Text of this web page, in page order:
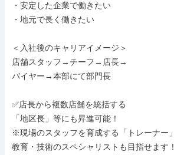
・安定した企業で働きたい
・地元で長く働きたい
＜入社後のキャリアイメージ＞
店舗スタッフ→チーフ→店長→
バイヤー→本部にて部門長
✅️店長から複数店舗を統括する
「地区長」等にも昇進可能！
※現場のスタッフを育成する「トレーナー」
教育・技術のスペシャリストも目指せます！